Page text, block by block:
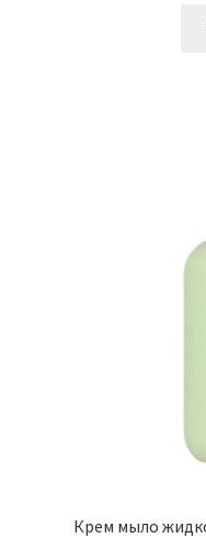
Крем мыло